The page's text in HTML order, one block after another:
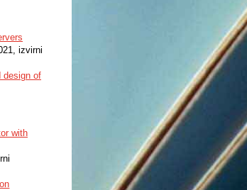
izvirni
design of
with